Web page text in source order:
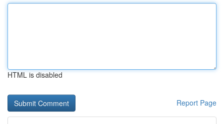
HTML is disabled
Report Page